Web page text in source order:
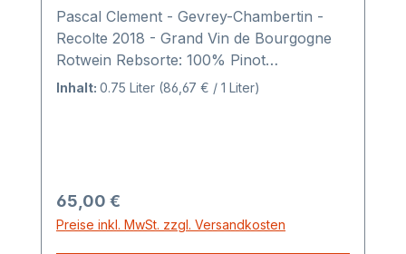
Pascal Clement - Gevrey-Chambertin -
Recolte 2018 - Grand Vin de Bourgogne
Rotwein Rebsorte: 100% Pinot
NoirURSPRUNGSBEZEICHNUNGGevrey
der Combe de Lavaux ist das alte Schloss
der Mönche von Cluny ein befestigter
Keller und die Chorherren von Langres
Inhalt: 0.75 Liter (86,67 € / 1 Liter)
Regulärer Preis:
65,00 €
Preise inkl. MwSt. zzgl. Versandkosten